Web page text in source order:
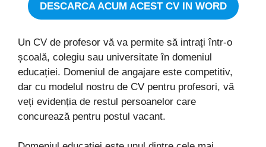
DESCARCA ACUM ACEST CV IN WORD
Un CV de profesor vă va permite să intrați într-o
școală, colegiu sau universitate în domeniul
educației. Domeniul de angajare este competitiv,
dar cu modelul nostru de CV pentru profesori, vă
veți evidenția de restul persoanelor care
concurează pentru postul vacant.